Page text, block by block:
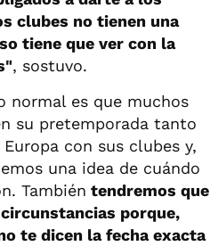
clubes no tienen una
tiene que ver con la
, sostuvo.
normal es que muchos
su pretemporada tanto
con sus clubes y,
una idea de cuándo
También tendremos que
porque,
te dicen la fecha exacta